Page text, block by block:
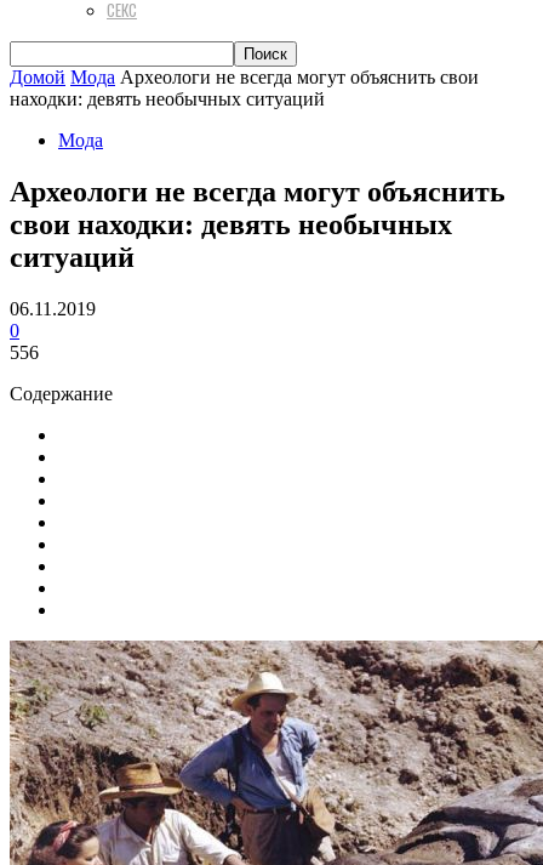
СЕКС
Домой Мода Археологи не всегда могут объяснить свои
находки: девять необычных ситуаций
Мода
Археологи не всегда могут объяснить
свои находки: девять необычных
ситуаций
06.11.2019
0
556
Содержание